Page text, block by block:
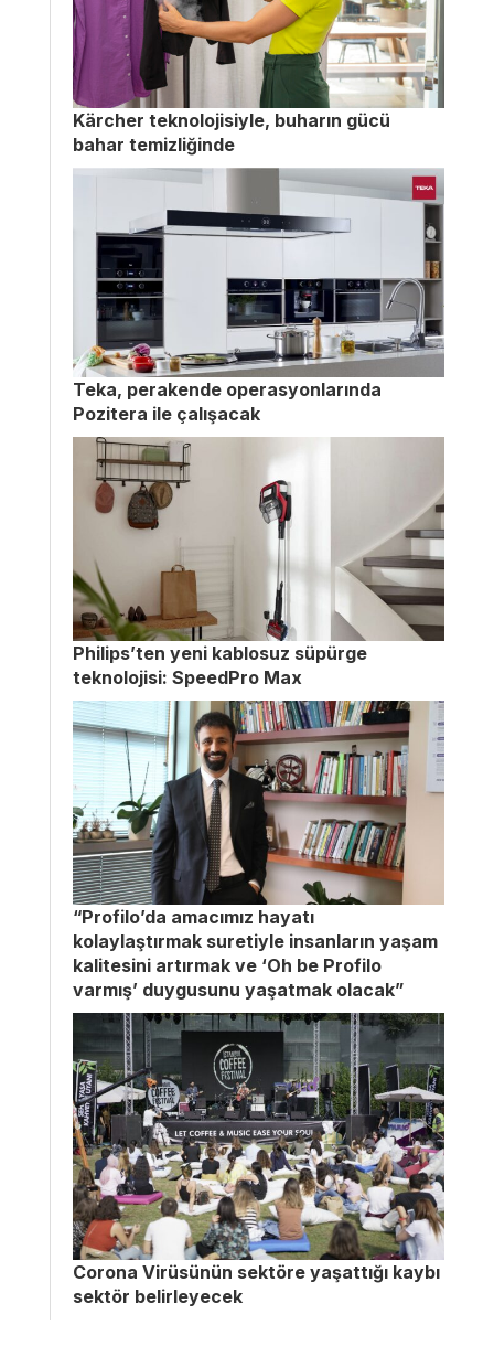
Kärcher teknolojisiyle, buharın gücü
bahar temizliğinde
Teka, perakende operasyonlarında
Pozitera ile çalışacak
Philips’ten yeni kablosuz süpürge
teknolojisi: SpeedPro Max
“Profilo’da amacımız hayatı
kolaylaştırmak suretiyle insanların yaşam
kalitesini artırmak ve ‘Oh be Profilo
varmış’ duygusunu yaşatmak olacak”
Corona Virüsünün sektöre yaşattığı kaybı
sektör belirleyecek